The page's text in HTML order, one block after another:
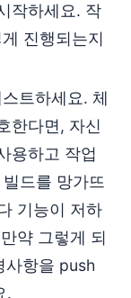
작하세요. 작
진행되는지
트하세요. 체
한다면, 자신
용하고 작업
드를 망가뜨
기능이 저하
약 그렇게 되
사항을 push
.